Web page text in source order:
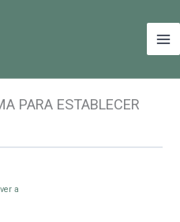
PARA ESTABLECER
a